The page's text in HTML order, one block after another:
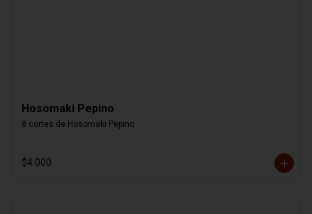
Hosomaki Pepino
8 cortes de Hosomaki Pepino
$4.000